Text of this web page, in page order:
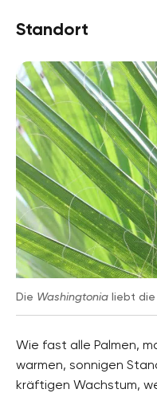
Pflanzenarten
Kübelpflanzen,
Gartenstil
Topfgarten,
Ziergarten
Standort
Die Washingtonia liebt die
Wie fast alle Palmen,
warmen, sonnigen
kräftigen Wachstum,